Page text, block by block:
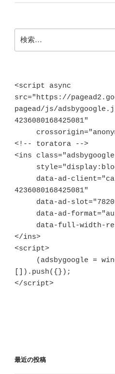
索:
<script async
src="https://
pagead/js/
4236080168425081"
<!-- toratora -->
<ins
4236080168425081"
</ins>
<script>
[]).push({});
</script>
最近の投稿